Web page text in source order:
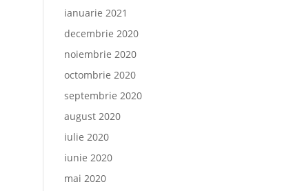
ianuarie 2021
decembrie 2020
noiembrie 2020
octombrie 2020
septembrie 2020
august 2020
iulie 2020
iunie 2020
mai 2020